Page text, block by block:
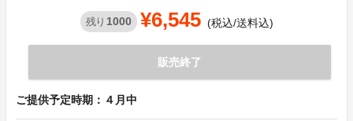
残り 1000 ¥6,545 (税込/送料込)
販売終了
ご提供予定時期：４月中